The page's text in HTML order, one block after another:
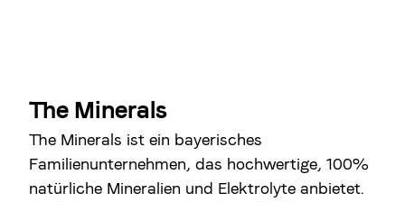
The Minerals
The Minerals ist ein bayerisches
Familienunternehmen, das hochwertige, 100%
natürliche Mineralien und Elektrolyte anbietet.